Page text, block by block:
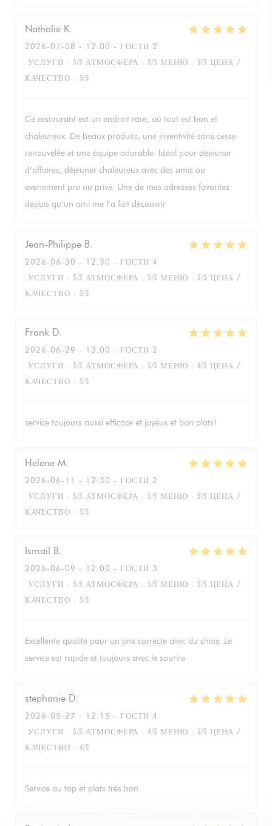
Nathalie K
2026-07-08 - 12:00 - ГОСТИ 2
УСЛУГИ : 5/5 АТМОСФЕРА : 5/5 МЕНЮ : 5/5 ЦЕНА /
КАЧЕСТВО : 5/5
Ce restaurant est un endroit rare, où tout est bon et
chaleureux. De beaux produits, une inventivité sans cesse
renouvelée et une équipe adorable. Idéal pour déjeuner
d’affaires, déjeuner chaleureux avec des amis ou
evenement pro ou privé. Une de mes adresses favorites
depuis qu’un ami me l’a fait découvrir
Jean-Philippe B
2026-06-30 - 12:30 - ГОСТИ 4
УСЛУГИ : 5/5 АТМОСФЕРА : 5/5 МЕНЮ : 5/5 ЦЕНА /
КАЧЕСТВО : 5/5
Frank D
2026-06-29 - 13:00 - ГОСТИ 2
УСЛУГИ : 5/5 АТМОСФЕРА : 5/5 МЕНЮ : 4/5 ЦЕНА /
КАЧЕСТВО : 5/5
service toujours aussi efficace et joyeux et bon plats!
Helene M
2026-06-11
- 12:30 - ГОСТИ 2
УСЛУГИ : 5/5 АТМОСФЕРА : 5/5 МЕНЮ : 5/5 ЦЕНА /
КАЧЕСТВО : 5/5
Ismail B
2026-06-09 - 12:00 - ГОСТИ 3
УСЛУГИ : 5/5 АТМОСФЕРА : 5/5 МЕНЮ : 5/5 ЦЕНА /
КАЧЕСТВО : 5/5
Excellente qualité pour un prix correcte avec du choix. Le
service est rapide et toujours avec le sourire
stephanie D
2026-05-27 - 12:15 - ГОСТИ 4
УСЛУГИ : 5/5 АТМОСФЕРА : 4/5 МЕНЮ : 5/5 ЦЕНА /
КАЧЕСТВО : 4/5
Service au top et plats très bon